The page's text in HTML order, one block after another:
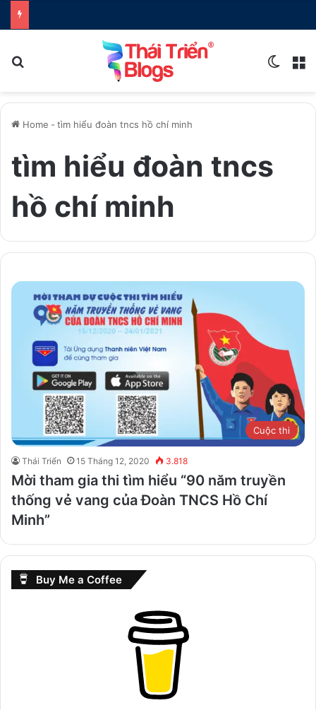
Home - tìm hiểu đoàn tncs hồ chí minh
tìm hiểu đoàn tncs
hồ chí minh
Cuộc thi
Thái Triển 15 Tháng 12, 2020 3.818
Mời tham gia thi tìm hiểu “90 năm truyền
thống vẻ vang của Đoàn TNCS Hồ Chí
Minh”
Buy Me a Coffee